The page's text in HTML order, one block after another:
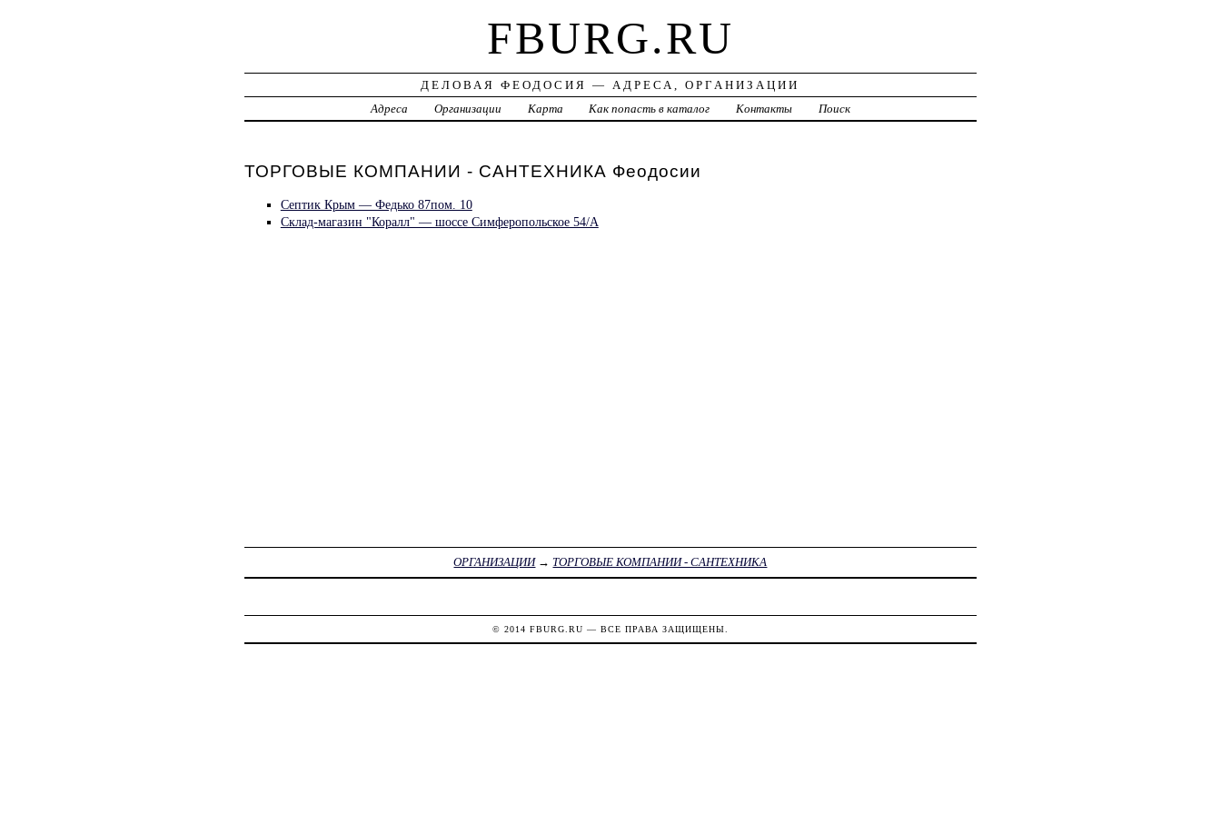
FBURG.RU
ДЕЛОВАЯ ФЕОДОСИЯ — АДРЕСА, ОРГАНИЗАЦИИ
Адреса
Организации Карта Как попасть в каталог Контакты Поиск
ТОРГОВЫЕ КОМПАНИИ - САНТЕХНИКА Феодосии
Септик Крым — Федько 87пом. 10
Склад-магазин "Коралл" — шоссе Симферопольское 54/A
ОРГАНИЗАЦИИ→ ТОРГОВЫЕ КОМПАНИИ - САНТЕХНИКА
© 2014 FBURG.RU — ВСЕ ПРАВА ЗАЩИЩЕНЫ.